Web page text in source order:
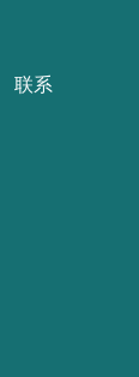
联系